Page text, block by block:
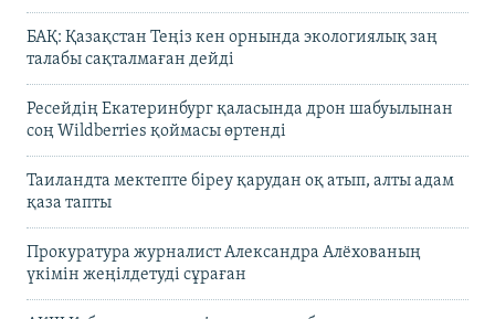
БАҚ: Қазақстан Теңіз кен орнында экологиялық заң
талабы сақталмаған дейді
Ресейдің Екатеринбург қаласында дрон шабуылынан
соң Wildberries қоймасы өртенді
Таиландта мектепте біреу қарудан оқ атып, алты адам
қаза тапты
Прокуратура журналист Александра Алёхованың
үкімін жеңілдетуді сұраған